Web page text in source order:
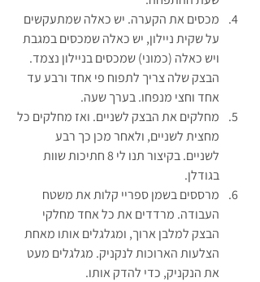
מכסים את הקערה. יש כאלה שמתעקשים
על שקית ניילון, יש כאלה שמכסים במגבת
ויש כאלה (כמוני) שמכסים בניילון נצמד.
הבצק שלה צריך לתפוח פי אחד ורבע עד
אחד וחצי מנפחו. בערך שעה.
מחלקים את הבצק לשניים. ואז מחלקים כל
מחצית לשניים, ולאחר מכן כך רבע
לשניים. בקיצור תנו לי 8 חתיכות שוות
בגודלן.
מרססים בשמן ספריי קלות את משטח
העבודה. מרדדים את כל אחד מחלקי
הבצק למלבן ארוך, ומגלגלים אותו מאחת
הצלעות הארוכות לנקניק. מגלגלים מעט
את הנקניק, כדי להדק אותו.